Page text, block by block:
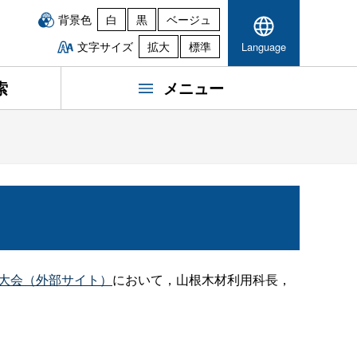
背景色 白 黒
ベージュ
文字サイズ
拡大 標準 Language
メニュー
会（外部サイト） において，山根木材利用科長，